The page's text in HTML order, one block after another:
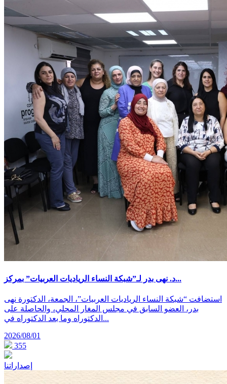
د. نهى بدر لـ”شبكة النساء الرياديات العربيات” بمركز...
استضافت “شبكة النساء الرياديات العربيات”، الجمعة، الدكتورة نهى
بدر، العضو السابق في مجلس المغار المحلي، والحاصلة على
الدكتوراه وما بعد الدكتوراه في...
2026/08/01
355
إصداراتنا